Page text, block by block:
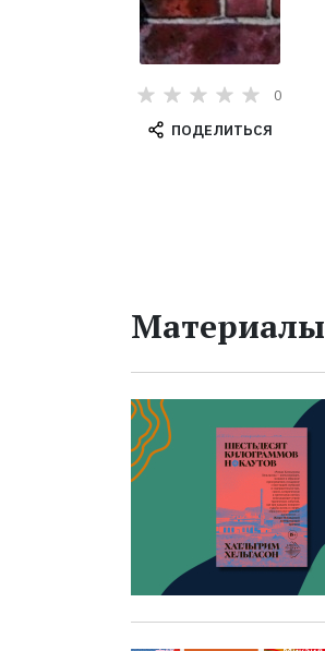
0
ПОДЕЛИТЬСЯ
Материалы